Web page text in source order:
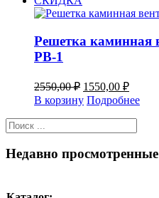
2800,00 ₽.
Решетка каминная
РВ-1
2550,00₽ Первоначальная
цена
составляла
1550,00 ₽
цена:
В корзину Подробнее
Недавно